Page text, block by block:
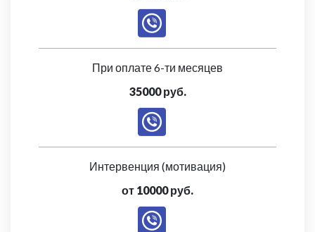
При оплате 6-ти месяцев
35000 руб.
Интервенция (мотивация)
от 10000 руб.